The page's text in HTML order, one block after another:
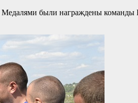
были награждены